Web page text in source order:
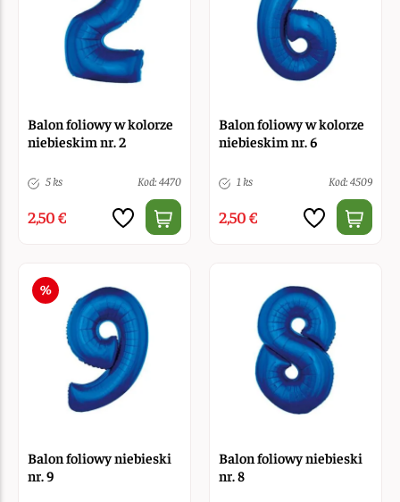
Balon foliowy w kolorze
niebieskim nr. 2
5 ks Kod: 4470
2,50 €
Balon foliowy w kolorze
niebieskim nr. 6
1 ks Kod: 4509
2,50 €
Balon foliowy niebieski
nr. 9
Balon foliowy niebieski
nr. 8